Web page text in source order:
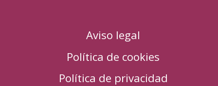
Aviso legal
Política de cookies
Política de privacidad